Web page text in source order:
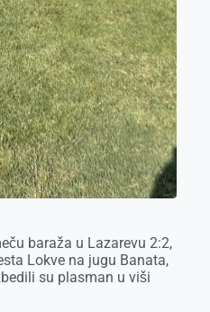
baraža u Lazarevu 2:2,
Lokve na jugu Banata,
su plasman u viši